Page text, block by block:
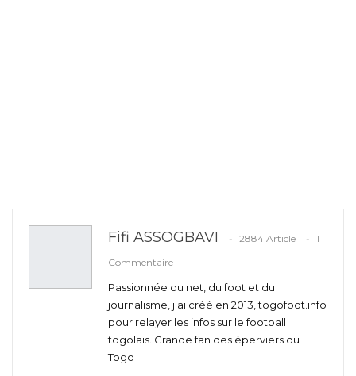
Fifi ASSOGBAVI 2884 Article
1
Commentaire
Passionnée du net, du foot et du
journalisme, j'ai créé en 2013, togofoot.info
pour relayer les infos sur le football
togolais. Grande fan des éperviers du
Togo